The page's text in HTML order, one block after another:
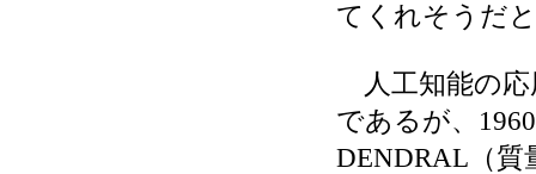
てくれそうだ
人工知能の応
であるが、
DENDRAL（質